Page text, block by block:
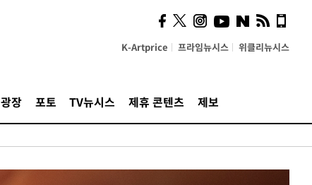
K-Artprice 프라임뉴시스 위클리뉴시스
광장 포토 TV뉴시스 제휴 콘텐츠 제보